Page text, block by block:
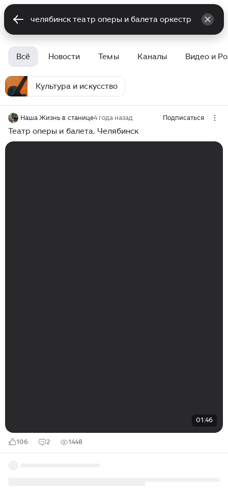
Всё Новости Темы Каналы Видео и
Культура и искусство
Наша Жизнь в станице4 года назад Подписаться
Театр оперы и балета. Челябинск
01:46
106 2 1448